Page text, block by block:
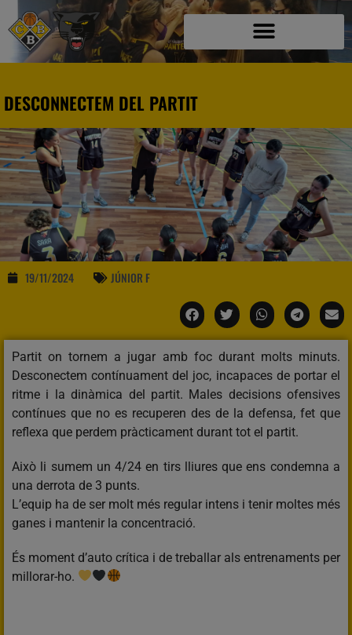
DESCONNECTEM DEL PARTIT
19/11/2024 JÚNIOR F
Partit on tornem a jugar amb foc durant molts minuts.
Desconectem contínuament del joc, incapaces de portar el
ritme i la dinàmica del partit. Males decisions ofensives
contínues que no es recuperen des de la defensa, fet que
reflexa que perdem pràcticament durant tot el partit.
Això li sumem un 4/24 en tirs lliures que ens condemna a
una derrota de 3 punts.
L’equip ha de ser molt més regular intens i tenir moltes més
ganes i mantenir la concentració.
És moment d’auto crítica i de treballar als entrenaments per
millorar-ho.